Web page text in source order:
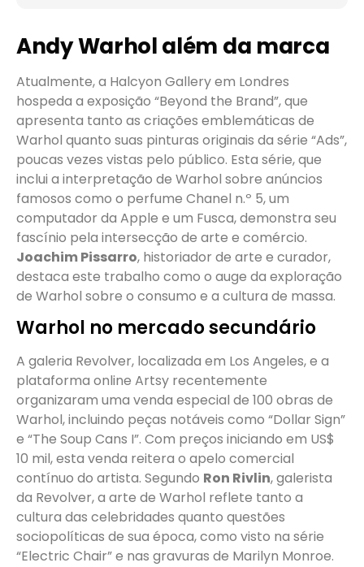
Andy Warhol além da marca
Atualmente, a Halcyon Gallery em Londres
hospeda a exposição “Beyond the Brand”, que
apresenta tanto as criações emblemáticas de
Warhol quanto suas pinturas originais da série “Ads”,
poucas vezes vistas pelo público. Esta série, que
inclui a interpretação de Warhol sobre anúncios
famosos como o perfume Chanel n.º 5, um
computador da Apple e um Fusca, demonstra seu
fascínio pela intersecção de arte e comércio.
Joachim Pissarro, historiador de arte e curador,
destaca este trabalho como o auge da exploração
de Warhol sobre o consumo e a cultura de massa.
Warhol no mercado secundário
A galeria Revolver, localizada em Los Angeles, e a
plataforma online Artsy recentemente
organizaram uma venda especial de 100 obras de
Warhol, incluindo peças notáveis como “Dollar Sign”
e “The Soup Cans I”. Com preços iniciando em US$
10 mil, esta venda reitera o apelo comercial
contínuo do artista. Segundo Ron Rivlin, galerista
da Revolver, a arte de Warhol reflete tanto a
cultura das celebridades quanto questões
sociopolíticas de sua época, como visto na série
“Electric Chair” e nas gravuras de Marilyn Monroe.